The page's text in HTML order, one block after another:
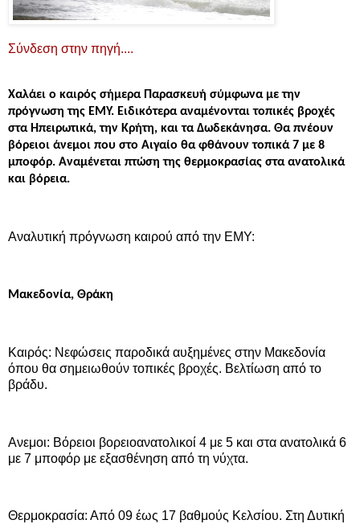
Σύνδεση στην πηγή....
Χαλάει ο καιρός σήμερα Παρασκευή σύμφωνα με την
πρόγνωση της ΕΜΥ. Ειδικότερα αναμένονται τοπικές βροχές
στα Ηπειρωτικά, την Κρήτη, και τα Δωδεκάνησα. Θα πνέουν
βόρειοι άνεμοι που στο Αιγαίο θα φθάνουν τοπικά 7 με 8
μποφόρ. Αναμένεται πτώση της θερμοκρασίας στα ανατολικά
και βόρεια.
Αναλυτική πρόγνωση καιρού από την ΕΜΥ:
Μακεδονία, Θράκη
Καιρός: Νεφώσεις παροδικά αυξημένες στην Μακεδονία
όπου θα σημειωθούν τοπικές βροχές. Βελτίωση από το
βράδυ.
Ανεμοι: Βόρειοι βορειοανατολικοί 4 με 5 και στα ανατολικά 6
με 7 μποφόρ με εξασθένηση από τη νύχτα.
Θερμοκρασία: Από 09 έως 17 βαθμούς Κελσίου. Στη Δυτική